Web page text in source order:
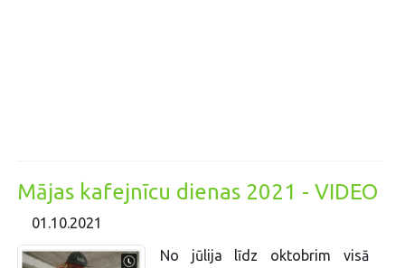
Mājas kafejnīcu dienas 2021 - VIDEO
01.10.2021
No jūlija līdz oktobrim visā